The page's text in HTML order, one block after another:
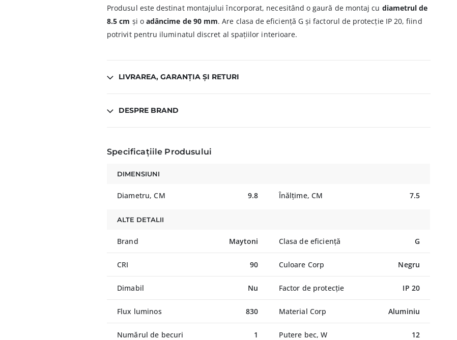
Produsul este destinat montajului încorporat, necesitând o gaură de montaj cu diametrul de
8.5 cm și o adâncime de 90 mm. Are clasa de eficiență G și factorul de protecție IP 20, fiind
potrivit pentru iluminatul discret al spațiilor interioare.
LIVRAREA, GARANȚIA ȘI RETURI
DESPRE BRAND
Specificațiile Produsului
DIMENSIUNI
Diametru, CM 9.8 Înălțime, CM 7.5
ALTE DETALII
Brand Maytoni Clasa de eficiență G
CRI 90 Culoare Corp Negru
Dimabil Nu Factor de protecție IP 20
Flux luminos 830 Material Corp Aluminiu
Numărul de becuri 1 Putere bec, W 12